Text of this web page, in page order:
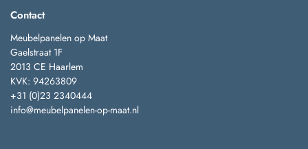
Contact
Meubelpanelen op Maat
Gaelstraat 1F
2013 CE Haarlem
KVK: 94263809
+31 (0)23 2340444
info@meubelpanelen-op-maat.nl